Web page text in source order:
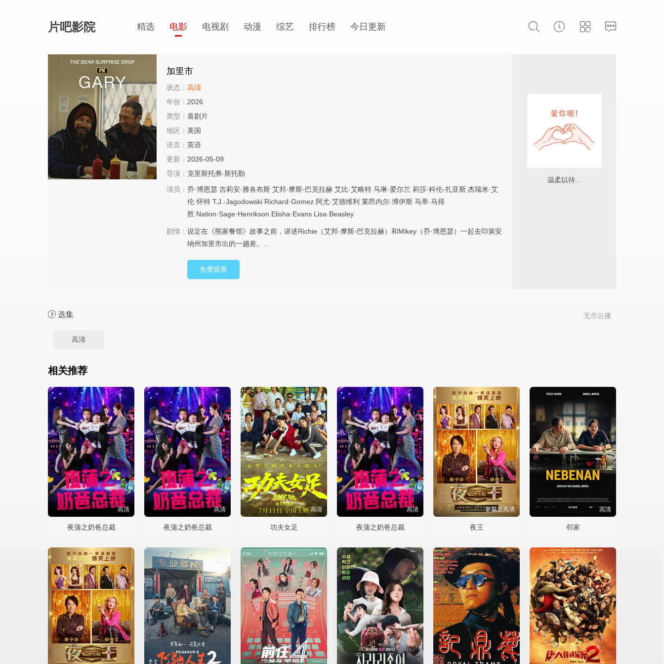
片吧影院 精选 电影 电视剧 动漫 综艺 排行榜 今日更新
加里市
状态： 高清
年份： 2026
类型： 喜剧片
地区： 美国
语言： 英语
更新： 2026-05-09
导演： 克里斯托弗·斯托勒
演员： 乔·博恩瑟 吉莉安·雅各布斯 艾邦·摩斯-巴克拉赫 艾比·艾略特 马琳·爱尔兰 莉莎·科伦-扎亚斯 杰瑞米·艾
伦·怀特 T.J.·Jagodowski Richard·Gomez 阿尤·艾德维利 莱昂内尔·博伊斯 马蒂·马得
胜 Nation·Sage·Henrikson Elisha·Evans Lisa·Beasley
剧情： 设定在《熊家餐馆》故事之前，讲述Richie（艾邦·摩斯-巴克拉赫）和Mikey（乔·博恩瑟）一起去印第安
纳州加里市出的一趟差。...
免费观看
温柔以待...
无尽云播
选集
高清
相关推荐
高清
夜蒲之奶爸总裁
高清
夜蒲之奶爸总裁
高清
功夫女足
高清
夜蒲之奶爸总裁
更新至高清
夜王
高清
邻家